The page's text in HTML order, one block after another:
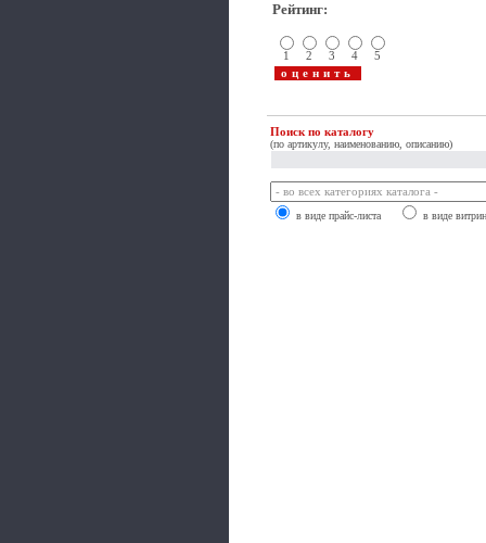
Рейтинг:
1 2 3 4 5
Поиск по каталогу
(по артикулу, наименованию, описанию)
в виде прайс-листа в виде